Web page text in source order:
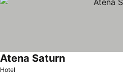
Hotel
Atena Saturn